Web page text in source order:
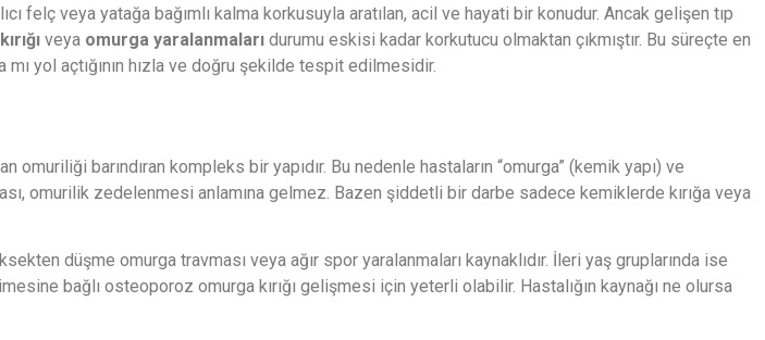
felç veya yatağa bağımlı kalma korkusuyla aratılan, acil ve hayati bir konudur. Ancak gelişen tıp
veya omurga yaralanmaları durumu eskisi kadar korkutucu olmaktan çıkmıştır. Bu süreçte en
mı yol açtığının hızla ve doğru şekilde tespit edilmesidir.
barındıran kompleks bir yapıdır. Bu nedenle hastaların “omurga” (kemik yapı) ve
omurilik zedelenmesi anlamına gelmez. Bazen şiddetli bir darbe sadece kemiklerde kırığa veya
düşme omurga travması veya ağır spor yaralanmaları kaynaklıdır. İleri yaş gruplarında ise
bağlı osteoporoz omurga kırığı gelişmesi için yeterli olabilir. Hastalığın kaynağı ne olursa